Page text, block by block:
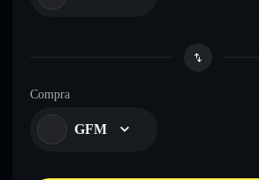
Compra
GFM